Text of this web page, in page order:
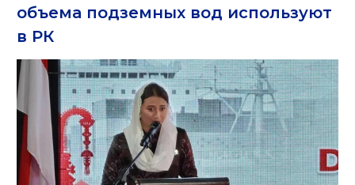
объема подземных вод используют
в РК